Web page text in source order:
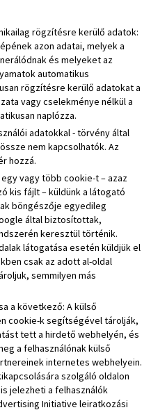
rögzítésre kerülő adatok:
azon adatai, melyek a
és melyeket az
automatikus
rögzítésre kerülő adatokat a
vagy cselekménye nélkül a
naplózza.
adatokkal - törvény által
nem kapcsolhatók. Az
hozzá.
vagy több cookie-t – azaz
kis fájlt – küldünk a látogató
böngészője egyedileg
által biztosítottak,
keresztül történik.
látogatása esetén küldjük el
csak az adott al-oldal
semmilyen más
a következő: A külső
cookie-k segítségével tárolják,
tett a hirdető webhelyén, és
a felhasználónak külső
internetes webhelyein.
szolgáló oldalon
jelezheti a felhasználók
Initiative leiratkozási